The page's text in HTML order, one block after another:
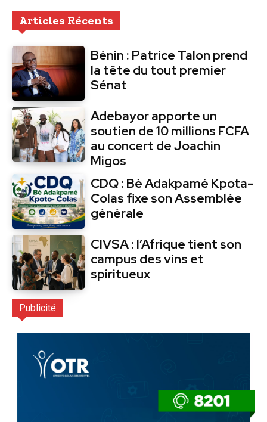
Articles Récents
Bénin : Patrice Talon prend
la tête du tout premier
Sénat
Adebayor apporte un
soutien de 10 millions FCFA
au concert de Joachin
Migos
CDQ : Bè Adakpamé Kpota-
Colas fixe son Assemblée
générale
CIVSA : l’Afrique tient son
campus des vins et
spiritueux
Publicité